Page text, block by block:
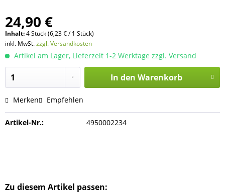
24,90 €
Inhalt:4 Stück (6,23 € / 1 Stück)
inkl. MwSt.zzgl. Versandkosten
Artikel am Lager, Lieferzeit 1-2 Werktage zzgl. Versand
In den Warenkorb
Merken Empfehlen
Artikel-Nr.: 4950002234
Zu diesem Artikel passen: